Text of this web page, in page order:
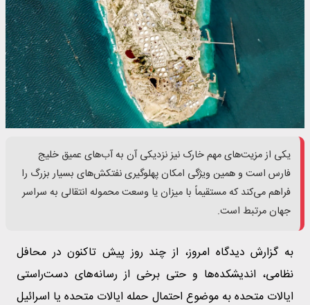
یکی از مزیت‌های مهم خارک نیز نزدیکی آن به آب‌های عمیق خلیج
فارس است و همین ویژگی‌ امکان پهلوگیری نفتکش‌های بسیار بزرگ را
فراهم می‌کند که مستقیماً با میزان یا وسعت محموله انتقالی به سراسر
جهان مرتبط است.
به گزارش دیدگاه امروز، از چند روز پیش تاکنون در محافل
نظامی، اندیشکده‌ها و حتی برخی از رسانه‌های دست‌راستی
ایالات متحده به موضوع احتمال حمله ایالات متحده یا اسرائیل